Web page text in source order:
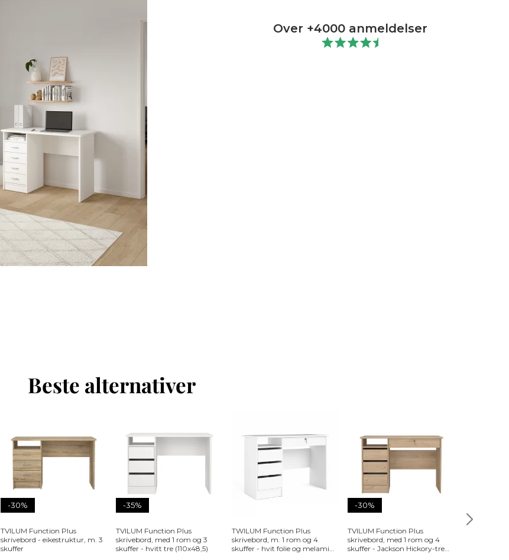
Over +4000 anmeldelser
Beste alternativer
-30%
TVILUM Function Plus
skrivebord - eikestruktur, m. 3
skuffer
-35%
TVILUM Function Plus
skrivebord, med 1 rom og 3
skuffer - hvitt tre (110x48,5)
TWILUM Function Plus
skrivebord, m. 1 rom og 4
skuffer - hvit folie og melamin
-30%
TVILUM Function Plus
skrivebord, med 1 rom og 4
skuffer - Jackson Hickory-tre